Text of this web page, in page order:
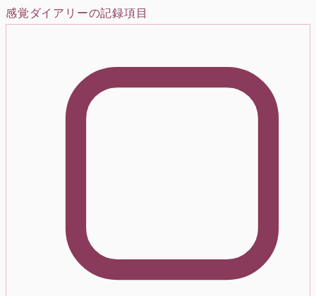
感覚ダイアリーの記録項目